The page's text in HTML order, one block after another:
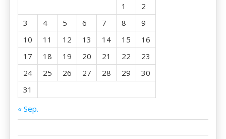
1
2
3
4 5 6 7 8
9
10
11 12 13 14 15
16
17
18 19 20 21 22
23
24
25 26 27 28 29
30
31
« Sep.